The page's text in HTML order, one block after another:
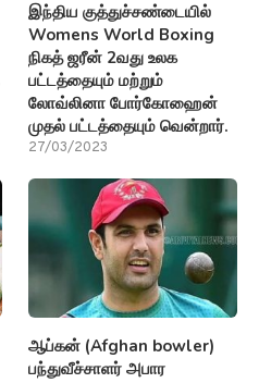
இந்திய குத்துச்சண்டையில்
Womens World Boxing
நிகத் ஜரீன் 2வது உலக
பட்டத்தையும் மற்றும்
லோவ்லினா போர்கோஹைன்
முதல் பட்டத்தையும் வென்றார்.
27/03/2023
ஆப்கன் (Afghan bowler)
பந்துவீச்சாளர் அபார